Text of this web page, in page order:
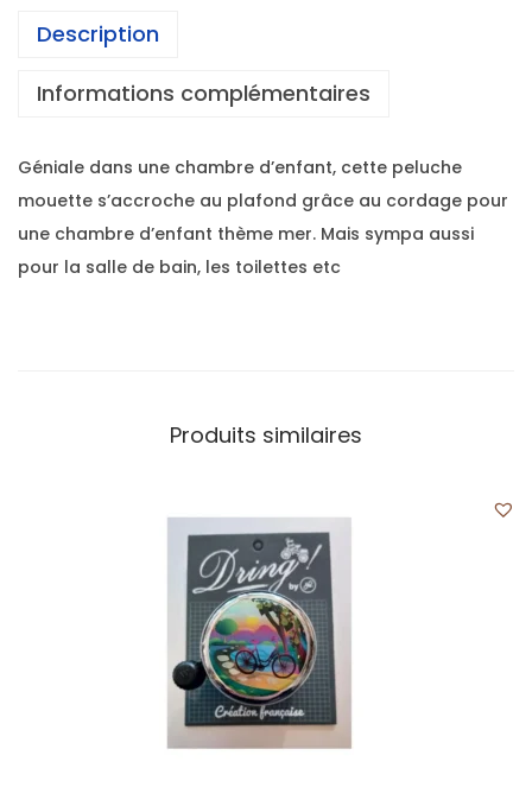
Description
Informations complémentaires
Géniale dans une chambre d’enfant, cette peluche
mouette s’accroche au plafond grâce au cordage pour
une chambre d’enfant thème mer. Mais sympa aussi
pour la salle de bain, les toilettes etc
Produits similaires